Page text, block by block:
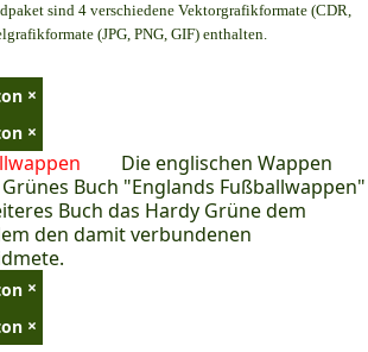
sind 4 verschiedene Vektorgrafikformate (CDR,
(JPG, PNG, GIF) enthalten.
×
×
Die englischen Wappen
Buch "Englands Fußballwappen"
Buch das Hardy Grüne dem
den damit verbundenen
×
×